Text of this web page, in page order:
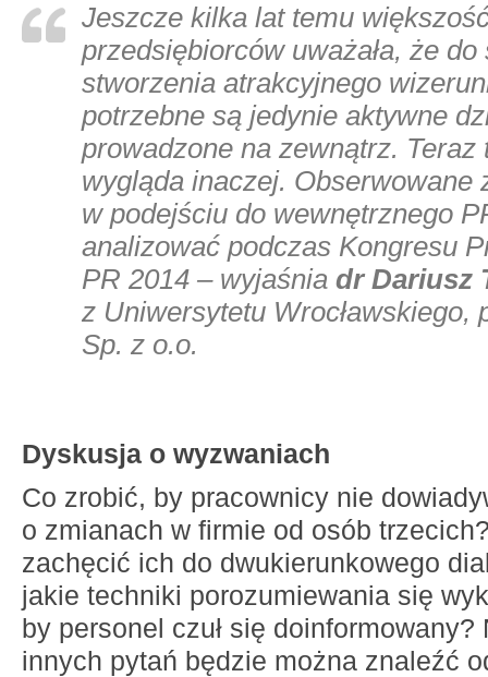
Jeszcze kilka lat temu
przedsiębiorców uważała, że
stworzenia atrakcyjnego
potrzebne są jedynie aktywne
prowadzone na zewnątrz. Teraz
wygląda inaczej. Obserwowane
w podejściu do wewnętrznego
analizować podczas Kongresu
PR 2014 – wyjaśnia dr Dariusz
z Uniwersytetu Wrocławskiego,
Sp. z o.o.
Dyskusja o wyzwaniach
Co zrobić, by pracownicy nie
o zmianach w firmie od osób
zachęcić ich do dwukierunkowego
jakie techniki porozumiewania się
by personel czuł się doinformowany?
innych pytań będzie można znaleźć